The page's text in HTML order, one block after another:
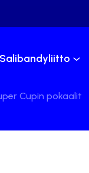
Salibandyliitto
Cupin pokaalit